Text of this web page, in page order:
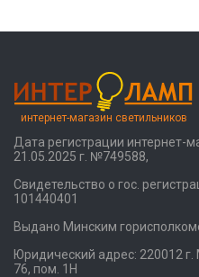
интернет-магазин светильников
Дата регистрации интернет-
21.05.2025 г. №749588,
Свидетельство о гос.
101440401
Выдано Минским
Юридический адрес: 220012
76, пом. 1Н